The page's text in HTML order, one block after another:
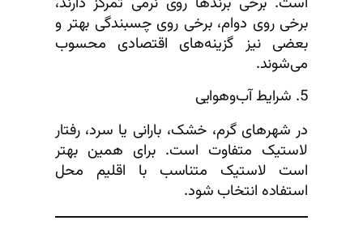
برخی روی دوام، برخی روی چسبندگی بهتر و
بعضی نیز گزینه‌های اقتصادی محسوب
می‌شوند.
5. شرایط آب‌وهوایی
در شهرهای گرم، خشک، بارانی یا سرد، رفتار
لاستیک متفاوت است. برای همین بهتر
است لاستیک متناسب با اقلیم محل
استفاده انتخاب شود.